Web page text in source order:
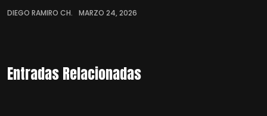
DIEGO RAMIRO CH. MARZO 24, 2026
Entradas Relacionadas